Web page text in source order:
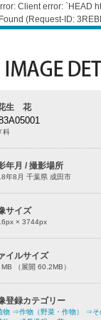
Client error: `HEAD
(Request-ID:
生 花
科
年月 / 撮影場所
年8月 千葉県 成田市
サイズ
px × 3744px
イルサイズ
（展開 60.2MB）
登録カテゴリー
物 ⇒作物（野菜・作物）
⇒そ